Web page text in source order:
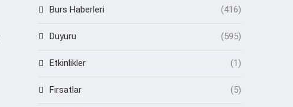
Burs Haberleri (416)
Duyuru (595)
Etkinlikler (1)
Fırsatlar (5)